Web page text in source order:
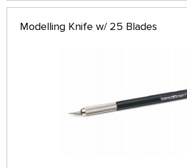
Modelling Knife w/ 25 Blades